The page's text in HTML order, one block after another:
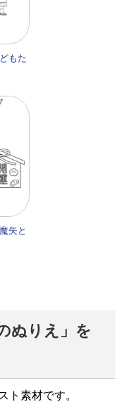
もた
矢と
ぬりえ」を
ト素材です。